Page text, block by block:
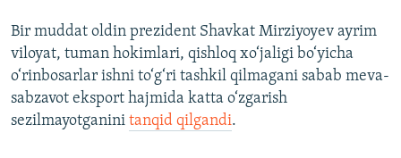
Bir muddat oldin prezident Shavkat Mirziyoyev ayrim
viloyat, tuman hokimlari, qishloq xo‘jaligi bo‘yicha
o‘rinbosarlar ishni to‘g‘ri tashkil qilmagani sabab meva-
sabzavot eksport hajmida katta o‘zgarish
sezilmayotganini tanqid qilgandi.